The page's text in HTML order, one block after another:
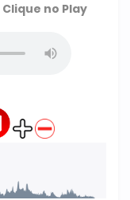
Clique no Play